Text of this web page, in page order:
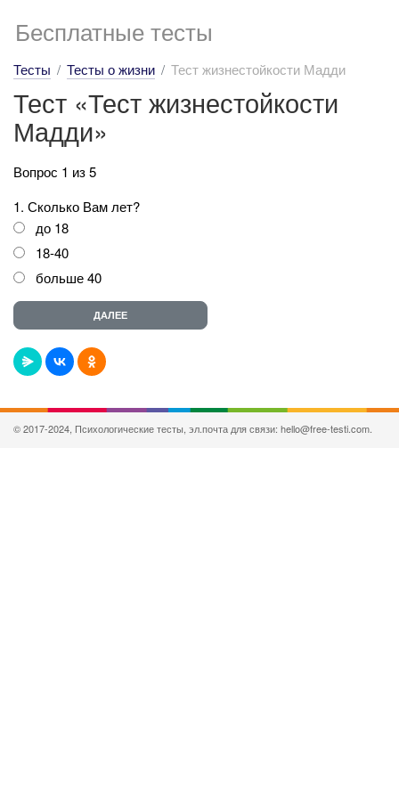
Бесплатные тесты
Тесты Тесты о жизни Тест жизнестойкости Мадди
Тест «Тест жизнестойкости
Мадди»
Вопрос 1 из 5
1. Сколько Вам лет?
до 18
18-40
больше 40
© 2017-2024, Психологические тесты, эл.почта для связи: hello@free-testi.com.